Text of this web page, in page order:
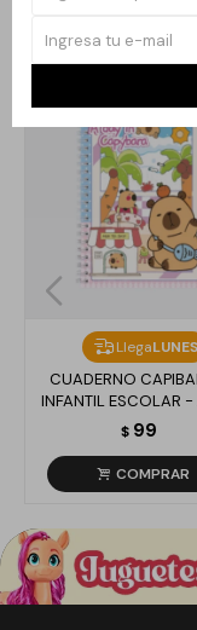
Productos que
LlegaLUNES
CUADERNO
INFANTIL ESCOLAR -
ROSA
$ 99